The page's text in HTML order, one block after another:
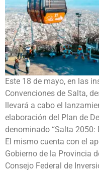
Este 18 de mayo, en las
Convenciones de Salta,
llevará a cabo el
elaboración del Plan de
denominado “Salta 2050:
El mismo cuenta con el
Gobierno de la Provincia
Consejo Federal de